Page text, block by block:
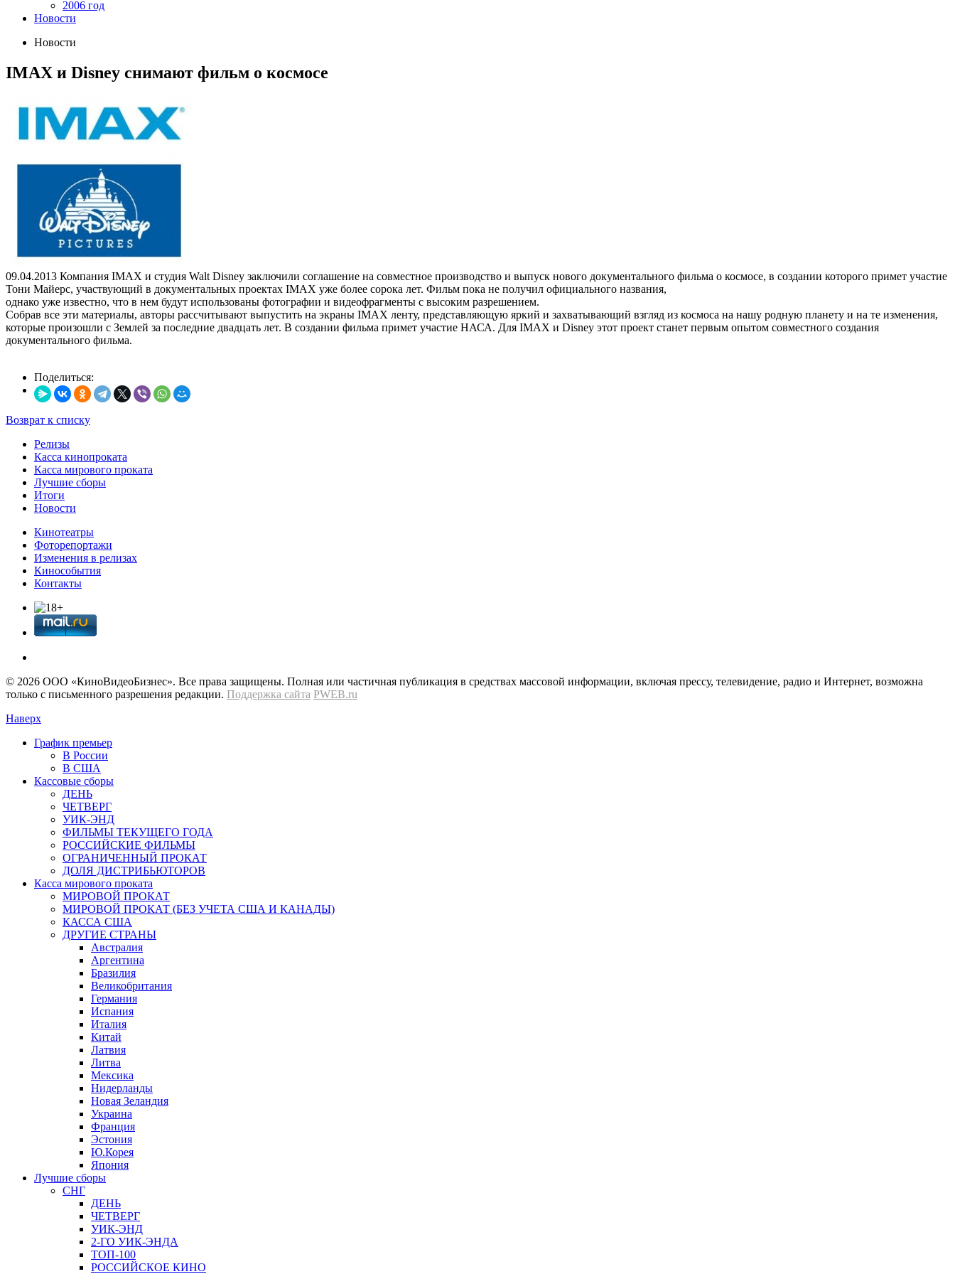
2006 год
Новости
Новости
IMAX и Disney снимают фильм о космосе
09.04.2013 Компания IMAX и студия Walt Disney заключили соглашение на совместное производство и выпуск нового документального фильма о космосе, в создании которого примет участие
Тони Майерс, участвующий в документальных проектах IMAX уже более сорока лет. Фильм пока не получил официального названия,
однако уже известно, что в нем будут использованы фотографии и видеофрагменты с высоким разрешением.
Собрав все эти материалы, авторы рассчитывают выпустить на экраны IMAX ленту, представляющую яркий и захватывающий взгляд из космоса на нашу родную планету и на те изменения,
которые произошли с Землей за последние двадцать лет. В создании фильма примет участие НАСА. Для IMAX и Disney этот проект станет первым опытом совместного создания
документального фильма.
Поделиться:
Возврат к списку
Релизы
Касса кинопроката
Касса мирового проката
Лучшие сборы
Итоги
Новости
Кинотеатры
Фоторепортажи
Изменения в релизах
Кинособытия
Контакты
© 2026 OOО «КиноВидеоБизнес». Все права защищены. Полная или частичная публикация в средствах массовой информации, включая прессу, телевидение, радио и Интернет, возможна
только с письменного разрешения редакции. Поддержка сайта PWEB.ru
Наверх
График премьер
В России
В США
Кассовые сборы
ДЕНЬ
ЧЕТВЕРГ
УИК-ЭНД
ФИЛЬМЫ ТЕКУЩЕГО ГОДА
РОССИЙСКИЕ ФИЛЬМЫ
ОГРАНИЧЕННЫЙ ПРОКАТ
ДОЛЯ ДИСТРИБЬЮТОРОВ
Касса мирового проката
МИРОВОЙ ПРОКАТ
МИРОВОЙ ПРОКАТ (БЕЗ УЧЕТА США И КАНАДЫ)
КАССА США
ДРУГИЕ СТРАНЫ
Австралия
Аргентина
Бразилия
Великобритания
Германия
Испания
Италия
Китай
Латвия
Литва
Мексика
Нидерланды
Новая Зеландия
Украина
Франция
Эстония
Ю.Корея
Япония
Лучшие сборы
СНГ
ДЕНЬ
ЧЕТВЕРГ
УИК-ЭНД
2-ГО УИК-ЭНДА
ТОП-100
РОССИЙСКОЕ КИНО